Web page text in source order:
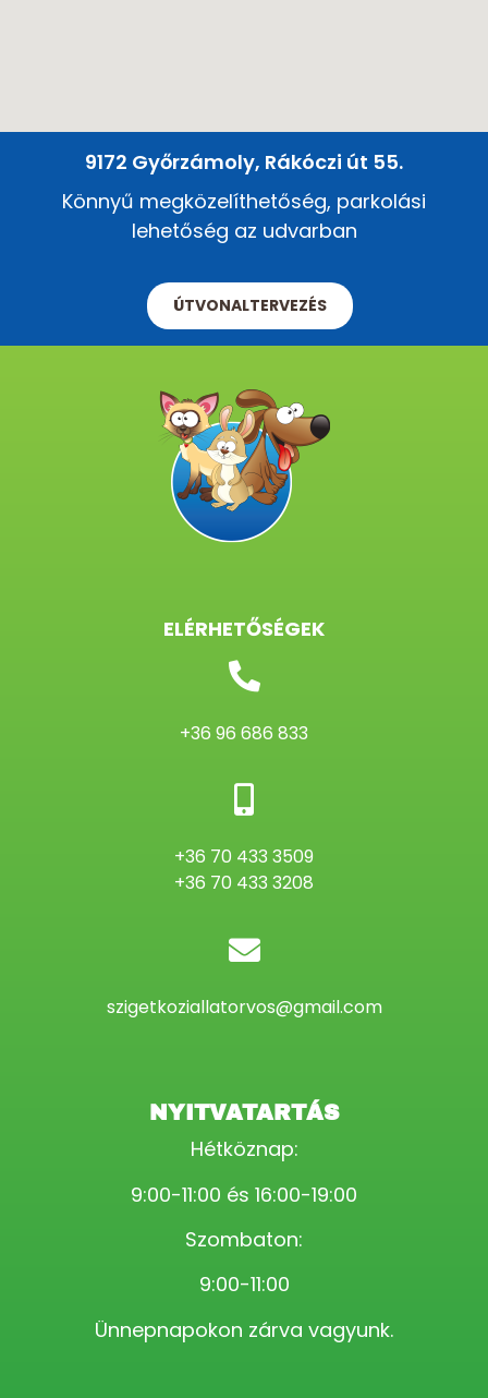
9172 Győrzámoly, Rákóczi út 55.
Könnyű megközelíthetőség, parkolási
lehetőség az udvarban
ÚTVONALTERVEZÉS
ELÉRHETŐSÉGEK
+36 96 686 833
+36 70 433 3509
+36 70 433 3208
szigetkoziallatorvos@gmail.com
NYITVATARTÁS
Hétköznap:
9:00-11:00 és 16:00-19:00
Szombaton:
9:00-11:00
Ünnepnapokon zárva vagyunk.